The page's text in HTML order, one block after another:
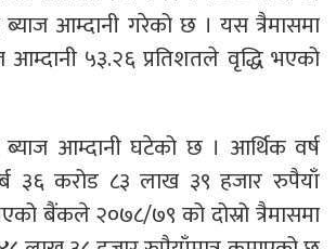
आम्दानी गरेको छ । यस त्रैमासमा
५३.२६ प्रतिशतले वृद्धि भएको
आम्दानी घटेको छ । आर्थिक वर्ष
३६ करोड ८३ लाख ३९ हजार रुपैयाँ
बैंकले २०७८/७९ को दोस्रो त्रैमासमा